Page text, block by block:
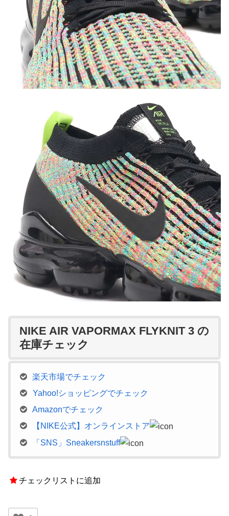
NIKE AIR VAPORMAX FLYKNIT 3 の
在庫チェック
楽天市場でチェック
Yahoo!ショッピングでチェック
Amazonでチェック
【NIKE公式】オンラインストア
「SNS」Sneakersnstuff
チェックリストに追加